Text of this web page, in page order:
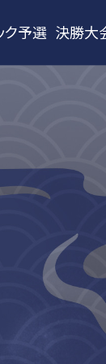
ク予選 決勝大